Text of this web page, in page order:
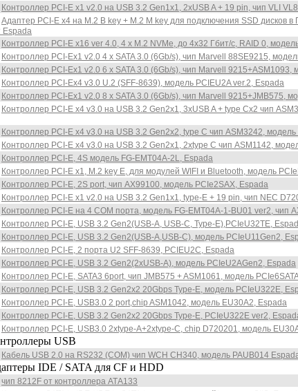
Контроллер PCI-E x1 v2.0 на USB 3.2 Gen1x1, 2xUSB A + 19 pin, чип VLI
Адаптер PCI-E x4 на M.2 B key + M.2 M key для подключения SSD дисков
Espada
Контроллер PCI-E x16 ver 4.0, 4 x M.2 NVMe, до 4x32 Гбит/с, RAID 0,
Контроллер PCI-Ex1 v2.0 4 x SATA 3.0 (6Gb/s), чип Marvell 88SE9215,
Контроллер PCI-Ex1 v2.0 6 x SATA 3.0 (6Gb/s), чип Marvell 9215+ASM1093,
Контроллер PCI-Ex4 v3.0 U.2 (SFF-8639), модель PCIEU2A ver.2, Espada
Контроллер PCI-Ex1 v2.0 8 x SATA 3.0 (6Gb/s), чип Marvell 9215+JMB575,
Контроллер PCI-E x4 v3.0 на USB 3.2 Gen2x1, 3xUSB A + type Cx2 чип
Контроллер PCI-E x4 v3.0 на USB 3.2 Gen2x2, type C чип ASM3242,
Контроллер PCI-E x4 v3.0 на USB 3.2 Gen2x1, 2xtype C чип ASM1142,
Контроллер PCI-E, 4S модель FG-EMT04A-2L, Espada
Контроллер PCI-E x1, M.2 key E, для модулей WIFI и Bluetooth, модель
Контроллер PCI-E, 2S port, чип AX99100, модель PCIe2SAX, Espada
Контроллер PCI-E x1 v2.0 на USB 3.2 Gen1x1, type-E + 19 pin, чип NEC
Контроллер PCI-E на 4 COM порта, модель FG-EMT04A-1-BU01 ver2, чип
Контроллер PCI-E, USB 3.2 Gen2(USB-A, USB-C, Type-E),PCIeU32TE,
Контроллер PCI-E, USB 3.2 Gen2(USB-A,USB-C), модель PCIeU11Gen2,
Контроллер PCI-E, 2 порта U2 SFF-8639, PCIEU2C, Espada
Контроллер PCI-E, USB 3.2 Gen2(2xUSB-A), модель PCIeU2AGen2, Espada
Контроллер PCI-E, SATA3 6port, чип JMB575 + ASM1061, модель
Контроллер PCI-E, USB 3.2 Gen2x2 20Gbps Type-E, модель PCIeU322E,
Контроллер PCI-E, USB3.0 2 port,chip ASM1042, модель EU30A2, Espada
Контроллер PCI-E, USB 3.2 Gen2x2 20Gbps Type-E, PCIeU322E ver2,
Контроллер PCI-E, USB3.0 2xtype-A+2xtype-C, chip D720201, модель
USB
Кабель USB 2.0 на RS232 (COM) чип WCH CH340, модель PAUB014
IDE / SATA для CF и HDD
чип 8212F от контроллера АТА133